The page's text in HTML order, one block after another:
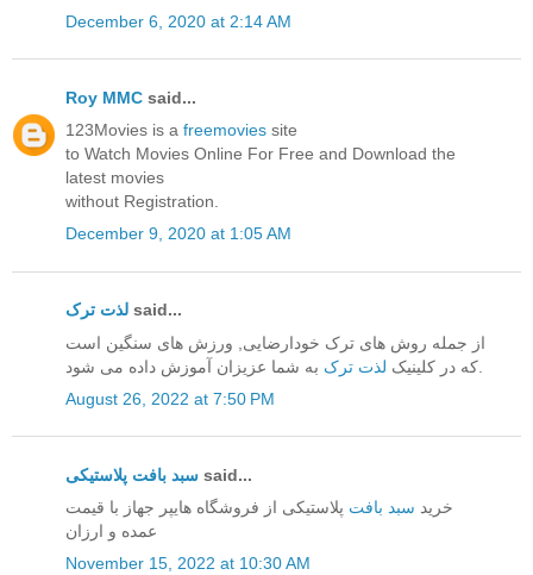
December 6, 2020 at 2:14 AM
Roy MMC said...
123Movies is a freemovies site
to Watch Movies Online For Free and Download the
latest movies
without Registration.
December 9, 2020 at 1:05 AM
لذت ترک said...
از جمله روش های ترک خودارضایی, ورزش های سنگین است
که در کلینیک لذت ترک
August 26, 2022 at 7:50 PM
سبد بافت پلاستیکی said...
خرید سبد بافت پلاستیکی از فروشگاه هایپر جهاز با قیمت
عمده و ارزان
November 15, 2022 at 10:30 AM